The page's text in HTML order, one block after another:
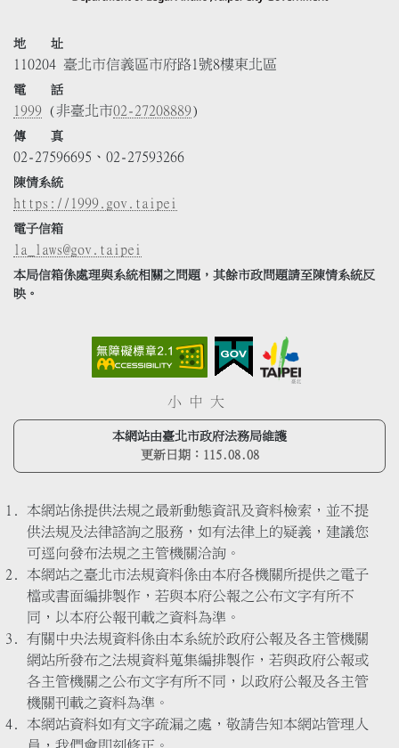
地 址
110204 臺北市信義區市府路1號8樓東北區
電 話
1999 (非臺北市02-27208889)
傳 真
02-27596695、02-27593266
陳情系統
https://1999.gov.taipei
電子信箱
la_laws@gov.taipei
本局信箱係處理與系統相關之問題，其餘市政問題請至陳情系統反
映。
小 中 大
本網站由臺北市政府法務局維護
更新日期： 115.08.08
本網站係提供法規之最新動態資訊及資料檢索，並不提
供法規及法律諮詢之服務，如有法律上的疑義，建議您
可逕向發布法規之主管機關洽詢。
本網站之臺北市法規資料係由本府各機關所提供之電子
檔或書面編排製作，若與本府公報之公布文字有所不
同，以本府公報刊載之資料為準。
有關中央法規資料係由本系統於政府公報及各主管機關
網站所發布之法規資料蒐集編排製作，若與政府公報或
各主管機關之公布文字有所不同，以政府公報及各主管
機關刊載之資料為準。
本網站資料如有文字疏漏之處，敬請告知本網站管理人
員，我們會即刻修正。